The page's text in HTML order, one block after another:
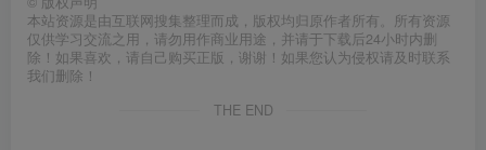
本站资源是由互联网搜集整理而成，版权均归原作者所有。所有资源
仅供学习交流之用，请勿用作商业用途，并请于下载后24小时内删
除！如果喜欢，请自己购买正版，谢谢！如果您认为侵权请及时联系
我们删除！
THE END